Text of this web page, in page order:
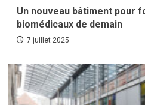
Un nouveau bâtiment pour
biomédicaux de demain
7 juillet 2025